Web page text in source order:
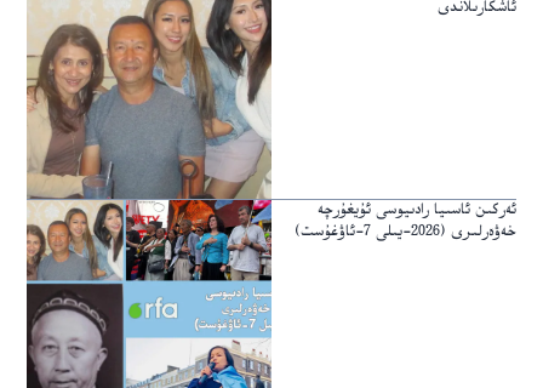
ئاشكارىلاندى
ئەركىن ئاسىيا رادىيوسى ئۇيغۇرچە
خەۋەرلىرى (2026-يىلى 7-ئاۋغۇست)